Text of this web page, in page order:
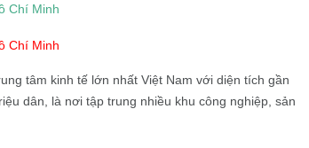
Chí Minh
Chí Minh
tâm kinh tế lớn nhất Việt Nam với diện tích gần
dân, là nơi tập trung nhiều khu công nghiệp, sản